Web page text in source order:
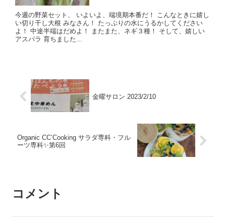
今週の野菜セット、 いよいよ、端境期本番だ！ こんなときに嬉し
い切り干し大根 みなさん！ たっぷりの水にうるかしてください
よ！ 中途半端はだめよ！ またまた、ネギ３種！ そして、嬉しい
アスパラ 育ちました...
金曜サロン 2023/2/10
Organic CC’Cooking サラダ専科・フル
ーツ専科✨第6回
コメント